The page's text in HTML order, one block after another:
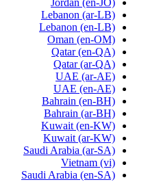
Jordan (en-JO)
Lebanon (ar-LB)
Lebanon (en-LB)
Oman (en-OM)
Qatar (en-QA)
Qatar (ar-QA)
UAE (ar-AE)
UAE (en-AE)
Bahrain (en-BH)
Bahrain (ar-BH)
Kuwait (en-KW)
Kuwait (ar-KW)
Saudi Arabia (ar-SA)
Vietnam (vi)
Saudi Arabia (en-SA)